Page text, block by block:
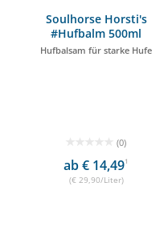
Soulhorse Horsti's
#Hufbalm 500ml
Hufbalsam für starke Hufe
(0)
ab € 14,491
(€ 29,90/Liter)